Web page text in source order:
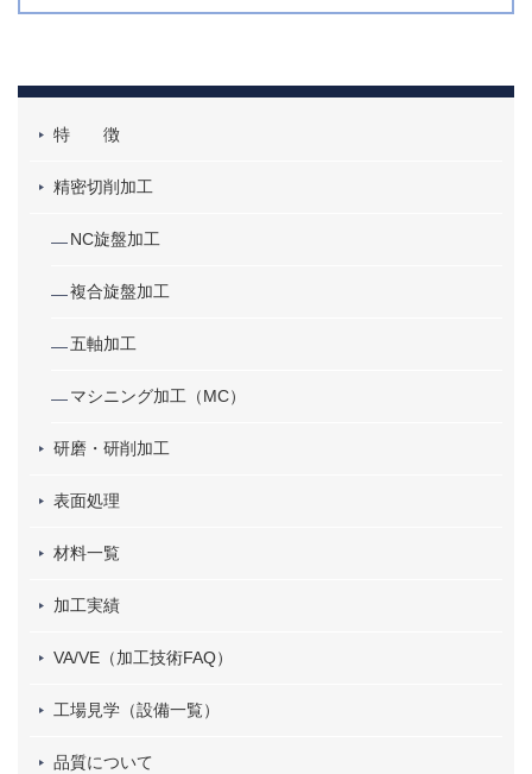
特 徴
精密切削加工
NC旋盤加工
複合旋盤加工
五軸加工
マシニング加工（MC）
研磨・研削加工
表面処理
材料一覧
加工実績
VA/VE（加工技術FAQ）
工場見学（設備一覧）
品質について